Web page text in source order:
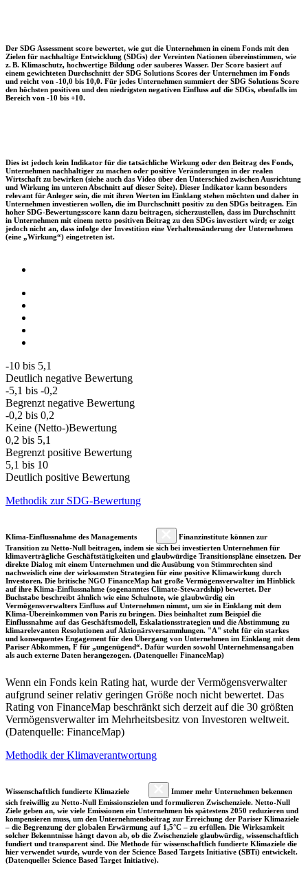
Der SDG Assessment score bewertet, wie gut die Unternehmen in einem Fonds mit den
Zielen für nachhaltige Entwicklung (SDGs) der Vereinten Nationen übereinstimmen, wie
z. B. Klimaschutz, hochwertige Bildung oder sauberes Wasser. Der Score basiert auf
einem gewichteten Durchschnitt der SDG Solutions Scores der Unternehmen im Fonds
und reicht von -10,0 bis 10,0. Für jedes Unternehmen summiert der SDG Solutions Score
den höchsten positiven und den niedrigsten negativen Einfluss auf die SDGs, ebenfalls im
Bereich von -10 bis +10.
Dies ist jedoch kein Indikator für die tatsächliche Wirkung oder den Beitrag des Fonds,
Unternehmen nachhaltiger zu machen oder positive Veränderungen in der realen
Wirtschaft zu bewirken (siehe auch das Video über den Unterschied zwischen Ausrichtung
und Wirkung im unteren Abschnitt auf dieser Seite). Dieser Indikator kann besonders
relevant für Anleger sein, die mit ihren Werten im Einklang stehen möchten und daher in
Unternehmen investieren wollen, die im Durchschnitt positiv zu den SDGs beitragen. Ein
hoher SDG-Bewertungsscore kann dazu beitragen, sicherzustellen, dass im Durchschnitt
in Unternehmen mit einem netto positiven Beitrag zu den SDGs investiert wird; er zeigt
jedoch nicht an, dass infolge der Investition eine Verhaltensänderung der Unternehmen
(eine „Wirkung“) eingetreten ist.
-10 bis 5,1
Deutlich negative Bewertung
-5,1 bis -0,2
Begrenzt negative Bewertung
-0,2 bis 0,2
Keine (Netto-)Bewertung
0,2 bis 5,1
Begrenzt positive Bewertung
5,1 bis 10
Deutlich positive Bewertung
Methodik zur SDG-Bewertung
Klima-Einflussnahme des Managements
Finanzinstitute können zur
Transition zu Netto-Null beitragen, indem sie sich bei investierten Unternehmen für
klimaverträgliche Geschäftstätigkeiten und glaubwürdige Transitionspläne einsetzen. Der
direkte Dialog mit einem Unternehmen und die Ausübung von Stimmrechten sind
nachweislich eine der wirksamsten Strategien für eine positive Klimawirkung durch
Investoren. Die britische NGO FinanceMap hat große Vermögensverwalter im Hinblick
auf ihre Klima-Einflussnahme (sogenanntes Climate-Stewardship) bewertet. Der
Buchstabe beschreibt ähnlich wie eine Schulnote, wie glaubwürdig ein
Vermögensverwalters Einfluss auf Unternehmen nimmt, um sie in Einklang mit dem
Klima-Übereinkommen von Paris zu bringen. Dies beinhaltet zum Beispiel die
Einflussnahme auf das Geschäftsmodell, Eskalationsstrategien und die Abstimmung zu
klimarelevanten Resolutionen auf Aktionärsversammlungen. "A" steht für ein starkes
und konsequentes Engagement für den Übergang von Unternehmen im Einklang mit dem
Pariser Abkommen, F für „ungenügend“. Dafür wurden sowohl Unternehmensangaben
als auch externe Daten herangezogen. (Datenquelle: FinanceMap)
Wenn ein Fonds kein Rating hat, wurde der Vermögensverwalter
aufgrund seiner relativ geringen Größe noch nicht bewertet. Das
Rating von FinanceMap beschränkt sich derzeit auf die 30 größten
Vermögensverwalter im Mehrheitsbesitz von Investoren weltweit.
(Datenquelle: FinanceMap)
Methodik der Klimaverantwortung
Wissenschaftlich fundierte Klimaziele
Immer mehr Unternehmen bekennen
sich freiwillig zu Netto-Null Emissionszielen und formulieren Zwischenziele. Netto-Null
Ziele geben an, wie viele Emissionen ein Unternehmen bis spätestens 2050 reduzieren und
kompensieren muss, um den Unternehmensbeitrag zur Erreichung der Pariser Klimaziele
– die Begrenzung der globalen Erwärmung auf 1,5°C – zu erfüllen. Die Wirksamkeit
solcher Bekenntnisse hängt davon ab, ob die Zwischenziele glaubwürdig, wissenschaftlich
fundiert und transparent sind. Die Methode für wissenschaftlich fundierte Klimaziele die
hier verwendet wurde, wurde von der Science Based Targets Initiative (SBTi) entwickelt.
(Datenquelle: Science Based Target Initiative).